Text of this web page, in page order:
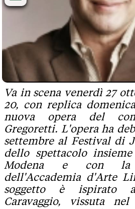
Va in scena venerdì 27
20, con replica
nuova opera del
Gregoretti. L'opera ha
settembre al Festival di
dello spettacolo
Modena e con la
dell'Accademia d'Arte
soggetto è ispirato
Caravaggio, vissuta